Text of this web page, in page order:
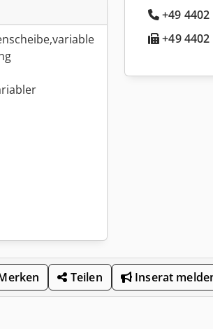
+49
+49
Teilen Inserat